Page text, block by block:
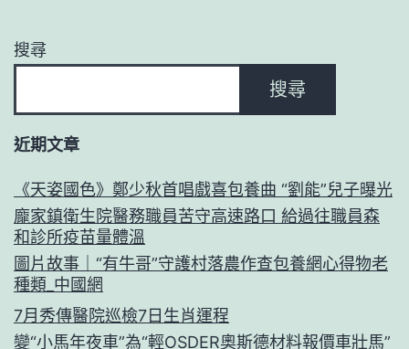
搜尋
搜尋
近期文章
《天姿國色》鄭少秋首唱戲喜包養曲 “劉能”兒子曝光
龐家鎮衛生院醫務職員苦守高速路口 給過往職員森
和診所疫苗量體溫
圖片故事｜“有牛哥”守護村落農作查包養網心得物老
種類_中國網
7月秀傳醫院巡檢7日生肖運程
變“小馬年夜車”為“輕OSDER奧斯德材料報價車壯馬”